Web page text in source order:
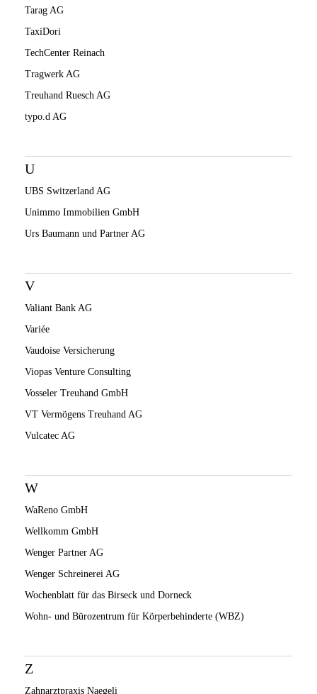
Tarag AG
TaxiDori
TechCenter Reinach
Tragwerk AG
Treuhand Ruesch AG
typo.d AG
U
UBS Switzerland AG
Unimmo Immobilien GmbH
Urs Baumann und Partner AG
V
Valiant Bank AG
Variée
Vaudoise Versicherung
Viopas Venture Consulting
Vosseler Treuhand GmbH
VT Vermögens Treuhand AG
Vulcatec AG
W
WaReno GmbH
Wellkomm GmbH
Wenger Partner AG
Wenger Schreinerei AG
Wochenblatt für das Birseck und Dorneck
Wohn- und Bürozentrum für Körperbehinderte (WBZ)
Z
Zahnarztpraxis Naegeli